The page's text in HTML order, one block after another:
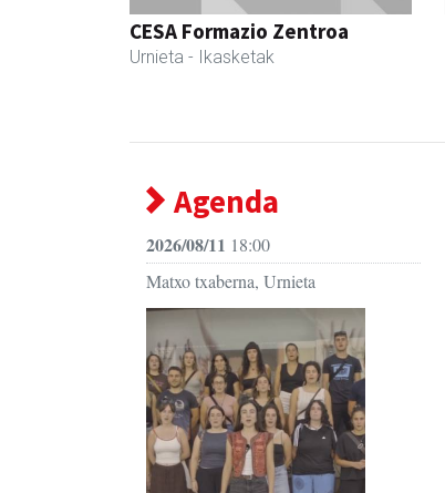
CESA Formazio Zentroa
Urnieta - Ikasketak
Agenda
2026/08/11 18:00
Matxo txaberna, Urnieta